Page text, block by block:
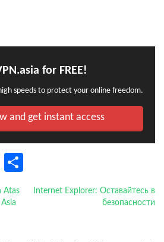
for FREE!
speeds to protect your online freedom.
and get instant access
Line
Atas
Internet Explorer: Оставайтесь в
безопасности